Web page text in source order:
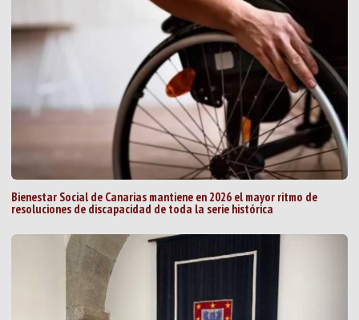
Bienestar Social de Canarias mantiene en 2026 el mayor ritmo de
resoluciones de discapacidad de toda la serie histórica